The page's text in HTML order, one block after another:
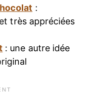
:
très appréciées
: une autre idée